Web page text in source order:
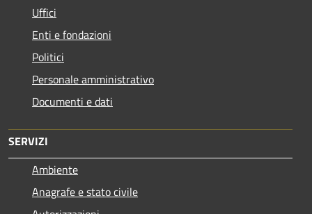
Uffici
Enti e fondazioni
Politici
Personale amministrativo
Documenti e dati
SERVIZI
Ambiente
Anagrafe e stato civile